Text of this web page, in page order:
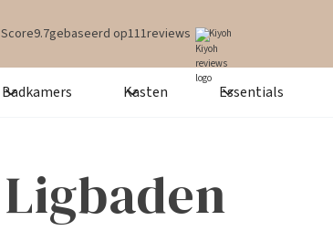
Score9.7gebaseerd op111reviews Kiyoh
Badkamers Kasten Essentials
Ligbaden